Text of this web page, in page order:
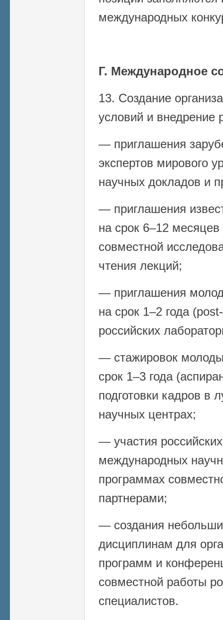
международных
Г. Международное
13. Создание
условий и внедрение
— приглашения
экспертов мирового
научных докладов и
— приглашения
на срок 6–12
совместной
чтения лекций;
— приглашения
на срок 1–2 года
российских
— стажировок
срок 1–3 года
подготовки кадров в
научных центрах;
— участия
международных
программах
партнерами;
— создания
дисциплинам для
программ и
совместной работы
специалистов.